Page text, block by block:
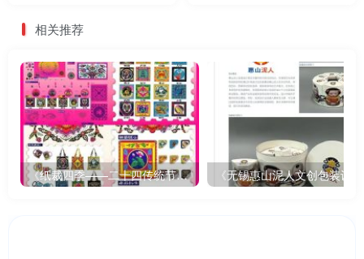
相关推荐
《纸裁四季——二十四传统节气文创设计》 《无锡惠山泥人文创包装设